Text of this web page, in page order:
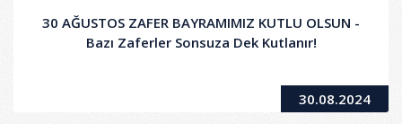
30 AĞUSTOS ZAFER BAYRAMIMIZ KUTLU OLSUN -
Bazı Zaferler Sonsuza Dek Kutlanır!
30.08.2024